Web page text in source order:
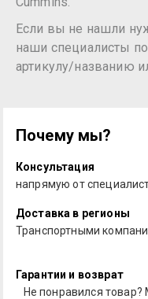
Если вы не нашли
наши специалисты
артикулу/названию
Почему мы?
Консультация
напрямую от
Доставка в регионы
Транспортными
Гарантии и возврат
Не понравился товар?